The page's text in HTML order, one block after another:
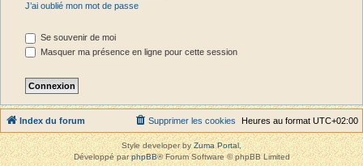
J’ai oublié mon mot de passe
Se souvenir de moi
Masquer ma présence en ligne pour cette session
Index du forum Heures au format UTC+02:00
Supprimer les cookies
Style developer byZuma Portal,
Développé parphpBB® Forum Software © phpBB Limited